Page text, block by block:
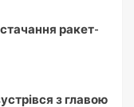
ракет-
з главою